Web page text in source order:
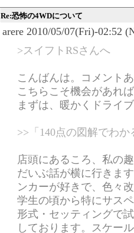
Re:恐怖の4WDについて
arere 2010/05/07(Fri)-02:52
>スイフトRSさんへ
こんばんは。コメント
こちらこそ機会があれ
まずは、暖かくドライ
>>「140点の図解でわ
店頭にあるころ、私の
だいぶ話が横に行きま
ンカーが好きで、色々
学生の頃から特にサス
形式・セッティングで
しております。スケー